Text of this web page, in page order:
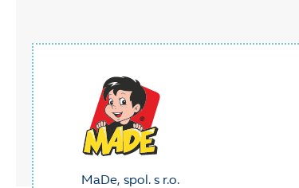
MaDe, spol. s r.o.